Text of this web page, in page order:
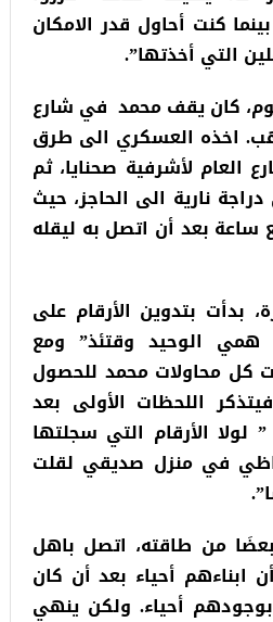
كنت أحاول قدر الامكان
التي أخذتها”.
كان يقف محمد في شارع
اخذه العسكري الى طرق
العام لأشرفية صحنايا، ثم
نارية الى الحاجز، حيث
ساعة بعد أن اتصل به ليقله
بدأت بتدوين الأرقام على
الوحيد وقتئذ” ومع
كل محاولات محمد للحصول
اللحظات الأولى بعد
الأرقام التي سجلتها
في منزل صديقي لقلت
من طاقته، اتصل باهل
ابناءهم أحياء بعد أن كان
أحياء. ولكن ينهي